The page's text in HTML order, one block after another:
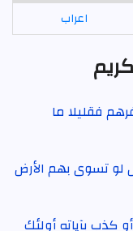
اعراب
فقليلا ما
لو تسوى بهم الأرض
كذب بآياته أولئك